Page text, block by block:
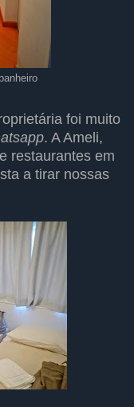
foi muito
. A Ameli,
restaurantes em
a tirar nossas